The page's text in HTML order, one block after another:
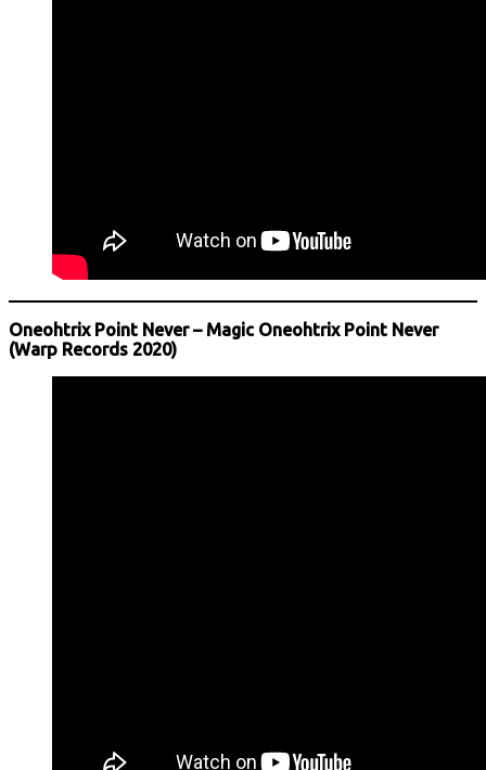
Oneohtrix Point Never – Magic Oneohtrix Point Never
(Warp Records 2020)